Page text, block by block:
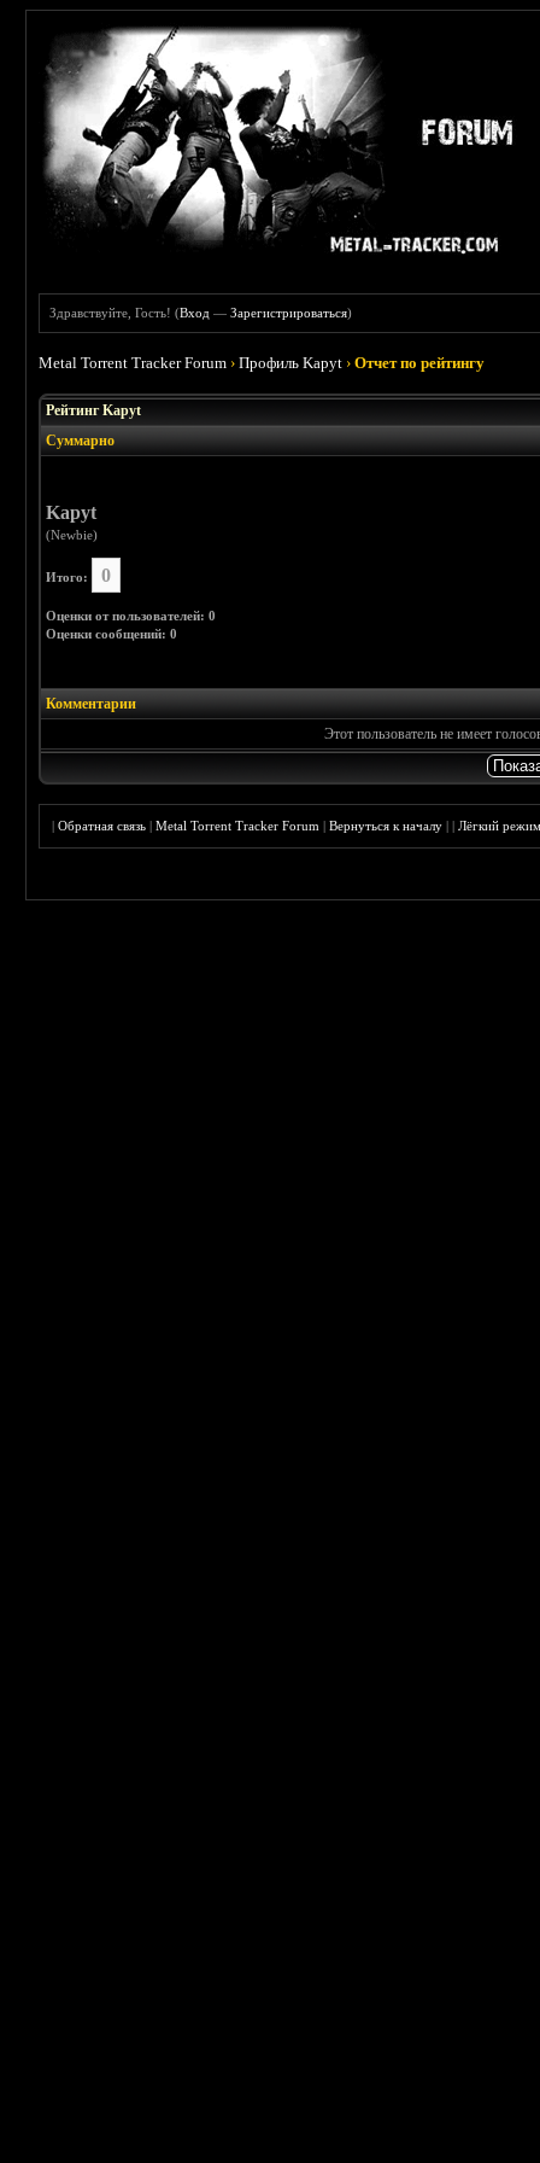
Здравствуйте, Гость! (Вход —Зарегистрироваться)
Metal Torrent Tracker Forum ›Профиль Kapyt ›Отчет по рейтингу
Рейтинг Kapyt
Суммарно
Kapyt
(Newbie)
Итого: 0
Оценки от пользователей: 0
Оценки сообщений: 0
Комментарии
Этот пользователь не имеет
|Обратная связь |Metal Torrent Tracker Forum |Вернуться к началу ||Лёгкий